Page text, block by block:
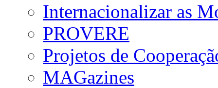
Internacionalizar as
PROVERE
Projetos de
MAGazines